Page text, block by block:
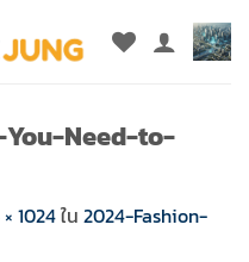
Need-to-
1024ใน 2024-Fashion-